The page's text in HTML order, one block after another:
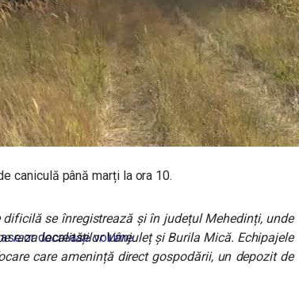
or decrease volume.
caniculă până marți la ora 10.
dificilă se înregistrează și în județul Mehedinți, unde
raza localităților Vânjuleț și Burila Mică. Echipajele
care amenință direct gospodării, un depozit de